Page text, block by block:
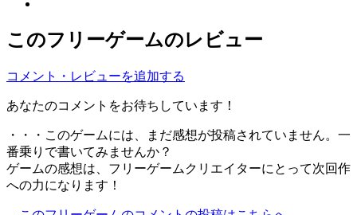
このフリーゲームのレビュー
コメント・レビューを追加する
あなたのコメントをお待ちしています！
・・・このゲームには、まだ感想が投稿されていません。一
番乗りで書いてみませんか？
ゲームの感想は、フリーゲームクリエイターにとって次回作
への力になります！